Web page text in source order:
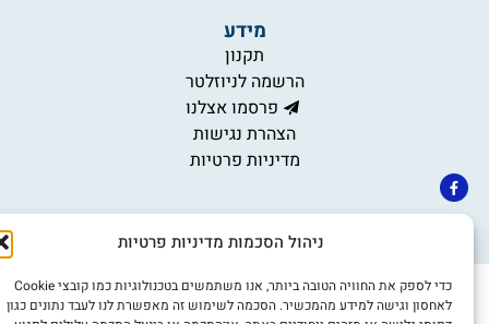
ניהול הסכמות מדיניות פרטיות
כדי לספק את החוויה הטובה ביותר, אנו משתמשים בטכנולוגיות כמו קובצי Cookie
לאחסון וגישה למידע מהמכשיר. הסכמה לשימוש זה מאפשרת לנו לעבד נתונים כגון
מידע
תקנון
הרשמה לניוזלטר
פרסמו אצלנו
הצהרת נגישות
מדיניות פרטיות
©כל הזכויות שמורות למים נט (נוסד בשנת 2007) אתר: דיביין